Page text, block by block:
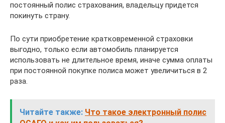
постоянный полис страхования, владельцу придется
покинуть страну.
По сути приобретение кратковременной страховки
выгодно, только если автомобиль планируется
использовать не длительное время, иначе сумма оплаты
при постоянной покупке полиса может увеличиться в 2
раза.
Читайте также: Что такое электронный полис